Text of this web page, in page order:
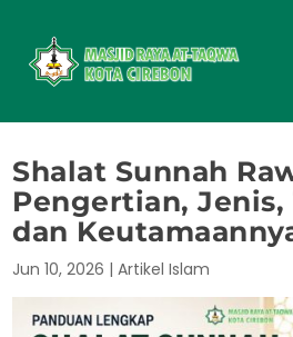
Shalat Sunnah
Pengertian, Jenis,
dan
Jun 10, 2026 |Artikel Islam